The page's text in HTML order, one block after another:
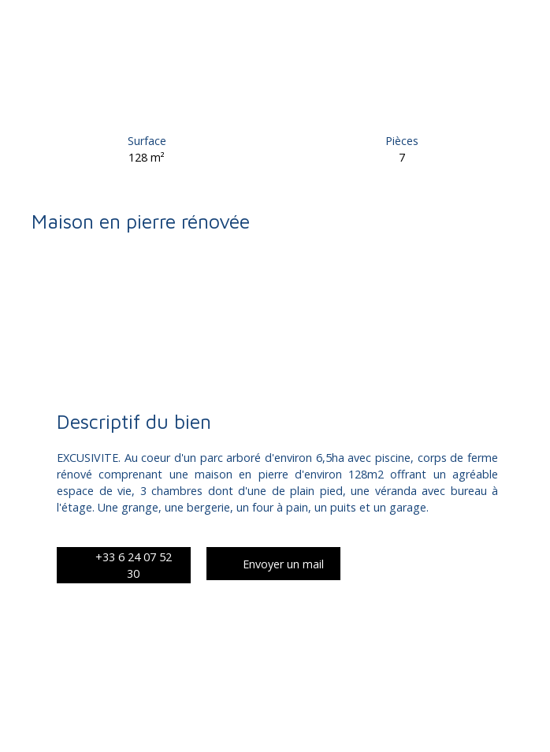
Surface
128m²
Pièces
7
Maison en pierre rénovée
Descriptif du bien
EXCUSIVITE. Au coeur d'un parc arboré d'environ 6,5ha avec piscine, corps de ferme
rénové comprenant une maison en pierre d'environ 128m2 offrant un agréable
espace de vie, 3 chambres dont d'une de plain pied, une véranda avec bureau à
l'étage. Une grange, une bergerie, un four à pain, un puits et un garage.
+33 6 24 07 52
30
Envoyer un mail